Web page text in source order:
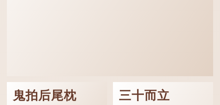
鬼拍后尾枕 三十而立